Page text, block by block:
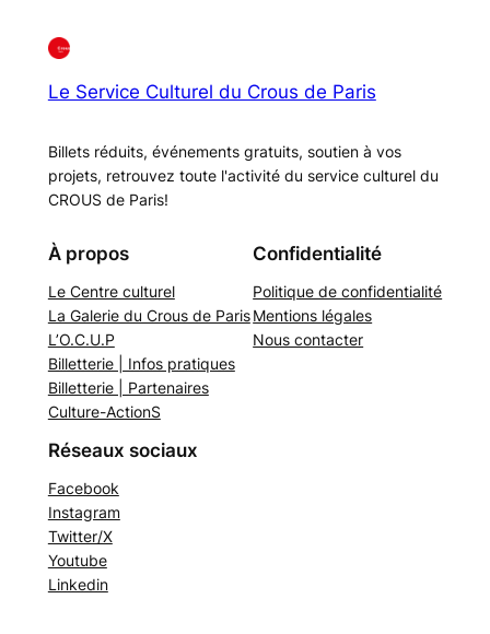
Le Service Culturel du Crous de Paris
Billets réduits, événements gratuits, soutien à vos
projets, retrouvez toute l'activité du service culturel du
CROUS de Paris!
À propos
Le Centre culturel
La Galerie du Crous de Paris
L’O.C.U.P
Billetterie | Infos pratiques
Billetterie | Partenaires
Culture-ActionS
Confidentialité
Politique de confidentialité
Mentions légales
Nous contacter
Réseaux sociaux
Facebook
Instagram
Twitter/X
Youtube
Linkedin